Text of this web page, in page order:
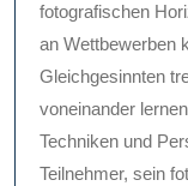
fotografischen
an Wettbewerben
Gleichgesinnten
voneinander
Techniken und
Teilnehmer, sein